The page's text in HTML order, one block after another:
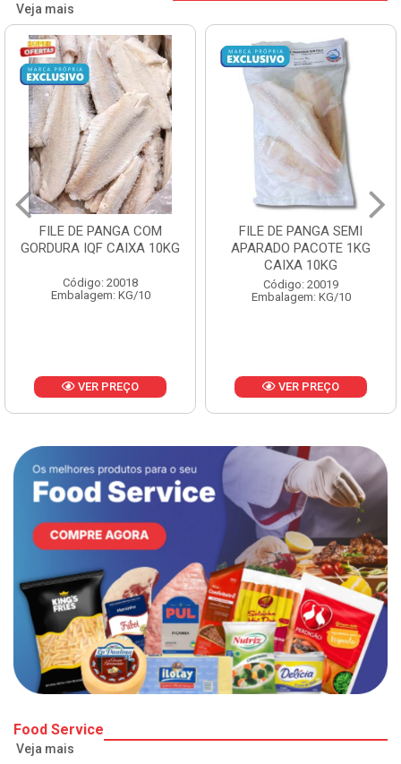
Veja mais
FILE DE PANGA COM
GORDURA IQF CAIXA 10KG
Código: 20018
Embalagem: KG/10
VER PREÇO
FILE DE PANGA SEMI
APARADO PACOTE 1KG
CAIXA 10KG
Código: 20019
Embalagem: KG/10
VER PREÇO
Food Service
Veja mais